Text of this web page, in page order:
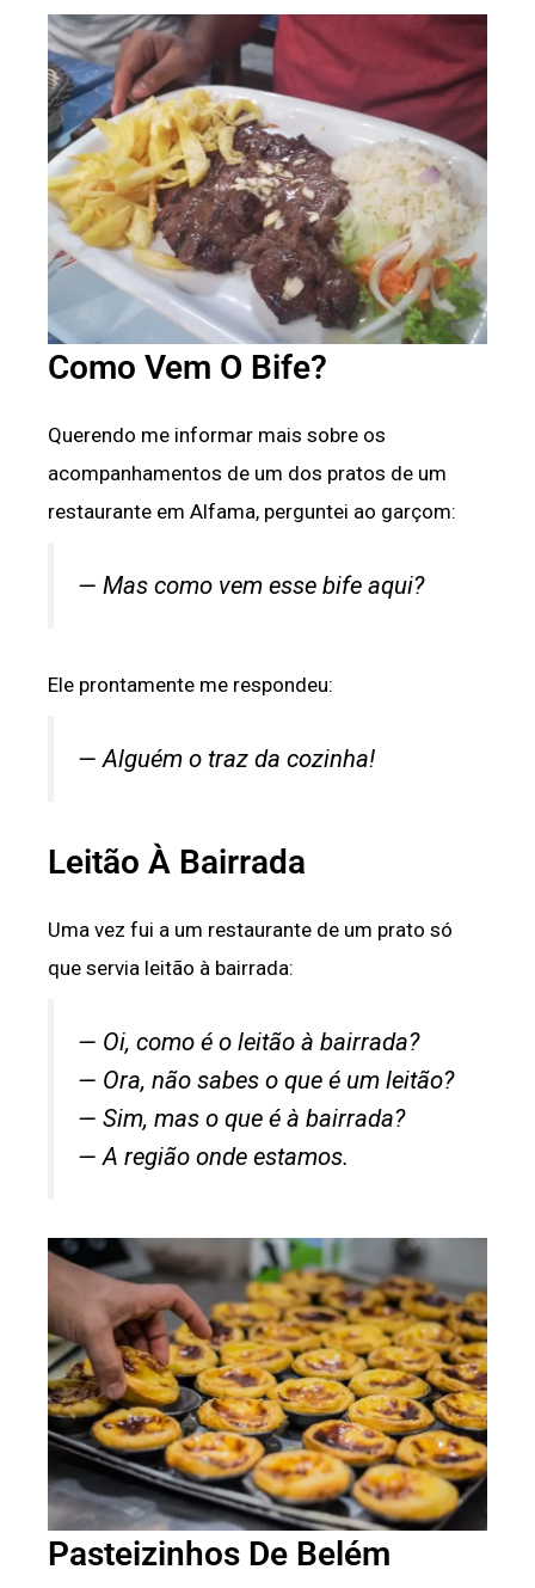
Como Vem O Bife?
Querendo me informar mais sobre os
acompanhamentos de um dos pratos de um
restaurante em Alfama, perguntei ao garçom:
— Mas como vem esse bife aqui?
Ele prontamente me respondeu:
— Alguém o traz da cozinha!
Leitão À Bairrada
Uma vez fui a um restaurante de um prato só
que servia leitão à bairrada:
— Oi, como é o leitão à bairrada?
— Ora, não sabes o que é um leitão?
— Sim, mas o que é à bairrada?
— A região onde estamos.
Pasteizinhos De Belém